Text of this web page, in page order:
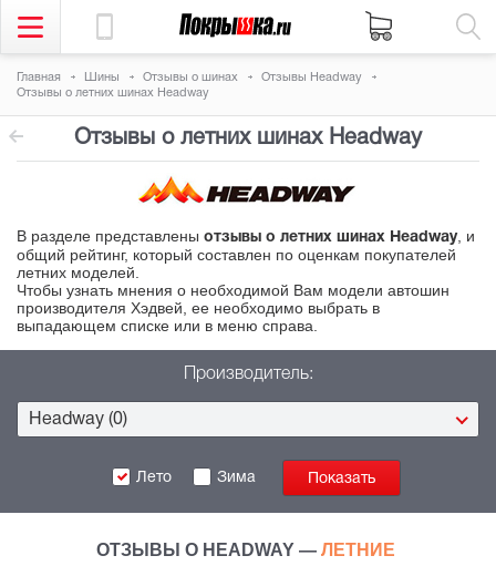
Главная Шины Отзывы о шинах
Отзывы Headway
Отзывы о летних шинах Headway
Отзывы о летних шинах Headway
В разделе представлены отзывы о летних шинах Headway, и
общий рейтинг, который составлен по оценкам покупателей
летних моделей.
Чтобы узнать мнения о необходимой Вам модели автошин
производителя Хэдвей, ее необходимо выбрать в
выпадающем списке или в меню справа.
Производитель:
Headway (0)
Лето Зима
ОТЗЫВЫ О HEADWAY — ЛЕТНИЕ